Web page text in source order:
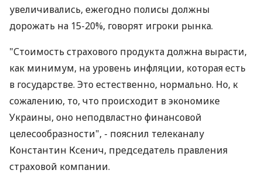
увеличивались, ежегодно полисы должны
дорожать на 15-20%, говорят игроки рынка.
"Стоимость страхового продукта должна вырасти,
как минимум, на уровень инфляции, которая есть
в государстве. Это естественно, нормально. Но, к
сожалению, то, что происходит в экономике
Украины, оно неподвластно финансовой
целесообразности", - пояснил телеканалу
Константин Ксенич, председатель правления
страховой компании.